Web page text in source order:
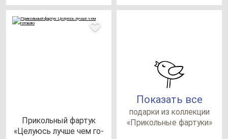
При­коль­ный фар­тук
«Целу­юсь луч­ше чем го­
Показать все
по­дар­ки из кол­лек­ции
«При­коль­ные фар­ту­ки»